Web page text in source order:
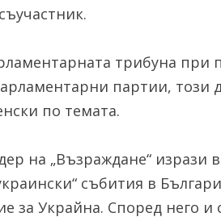
трибуна при
партии, този
по темата.
на „Възраждане“ изрази
събития в
за Украйна. Според него и